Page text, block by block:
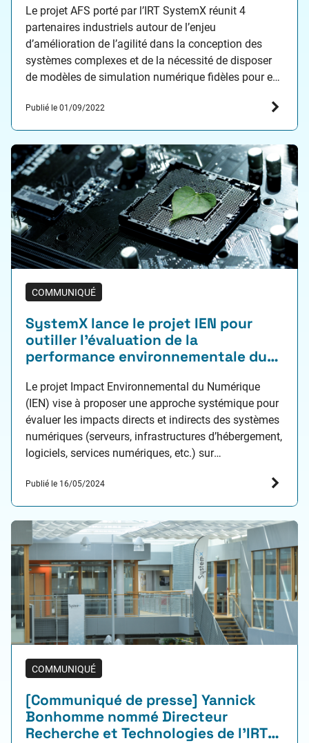
Le projet AFS porté par l’IRT SystemX réunit 4
partenaires industriels autour de l’enjeu
d’amélioration de l’agilité dans la conception des
systèmes complexes et de la nécessité de disposer
de modèles de simulation numérique fidèles pour en
« Agilité et Fidélité des Simulations » (AFS), 4è projet
de la feuille de…
Publié le 01/09/2022
COMMUNIQUÉ
SystemX lance le projet IEN pour
outiller l’évaluation de la
performance environnementale du
Le projet Impact Environnemental du Numérique
(IEN) vise à proposer une approche systémique pour
évaluer les impacts directs et indirects des systèmes
numériques (serveurs, infrastructures d’hébergement,
logiciels, services numériques, etc.) sur
organisations publiques et privées d’orienter les
décisions d’investissement ou de recommander des
usages plus adaptés afin de s’inscrire dans…
Publié le 16/05/2024
COMMUNIQUÉ
[Communiqué de presse] Yannick
Bonhomme nommé Directeur
Recherche et Technologies de l’IRT